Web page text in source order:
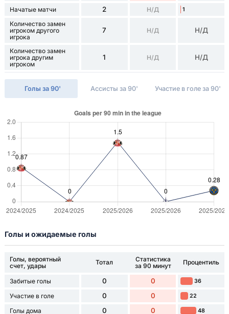
Начатые матчи 2 Н/Д 1
Количество замен
игроком другого
игрока
7 Н/Д Н/Д
Количество замен
игрока другим
игроком
1 Н/Д Н/Д
Голы за 90' Ассисты за 90' Участие в голе за 90'
Голы и ожидаемые голы
Голы, вероятный
счет, удары
Тотал
Статистика
за 90 минут
Процентиль
Забитые голы 0 0 36
Участие в голе 0 0 22
Голы дома 0 0 48